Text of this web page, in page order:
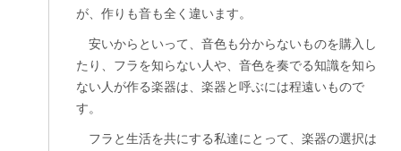
が、作りも音も全く違います。
安いからといって、音色も分からないものを購入し
たり、フラを知らない人や、音色を奏でる知識を知ら
ない人が作る楽器は、楽器と呼ぶには程遠いもので
す。
フラと生活を共にする私達にとって、楽器の選択は